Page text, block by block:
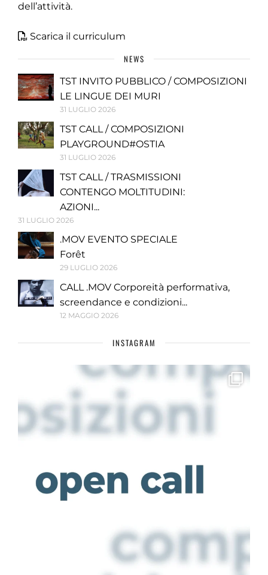
dell’attività.
Scarica il curriculum
NEWS
TST INVITO PUBBLICO / COMPOSIZIONI
LE LINGUE DEI MURI
31 LUGLIO 2026
TST CALL / COMPOSIZIONI
PLAYGROUND#OSTIA
31 LUGLIO 2026
TST CALL / TRASMISSIONI
CONTENGO MOLTITUDINI:
AZIONI...
31 LUGLIO 2026
.MOV EVENTO SPECIALE
Forêt
29 LUGLIO 2026
CALL .MOV Corporeità performativa,
screendance e condizioni...
12 MAGGIO 2026
INSTAGRAM